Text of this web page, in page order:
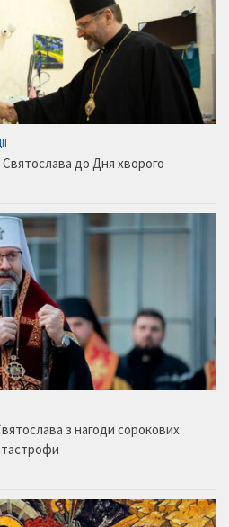
до Дня хворого
з нагоди сорокових